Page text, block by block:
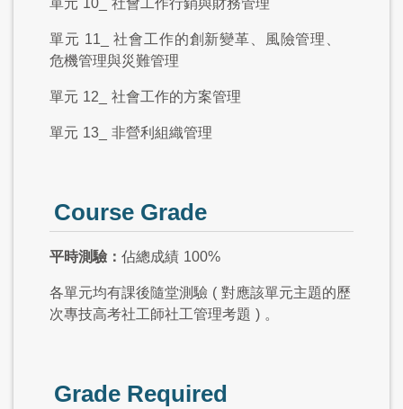
單元 10_ 社會工作行銷與財務管理
單元 11_
社會工作的創新變革、風險管理、
危機管理與災難管理
單元 12_ 社會工作的方案管理
單元 13_ 非營利組織管理
Course Grade
平時測驗： 佔總成績 100%
各單元均有課後隨堂測驗 ( 對應該單元主題的歷
次專技高考社工師社工管理考題 ) 。
Grade Required